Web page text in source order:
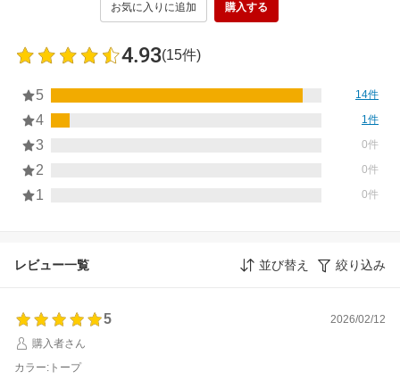
お気に入りに追加 購入する
4.93(15件)
5 14件
4 1件
3 0件
2 0件
1 0件
レビュー一覧 並び替え 絞り込み
5
2026/02/12
購入者さん
カラー:トープ